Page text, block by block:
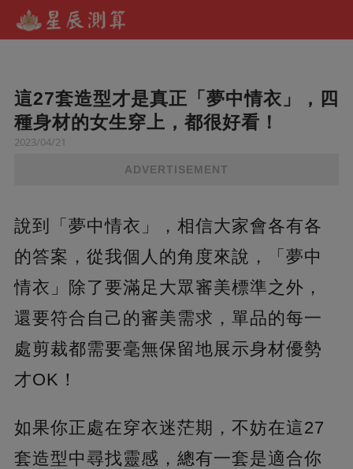
這27套造型才是真正「夢中情衣」，四
種身材的女生穿上，都很好看！
2023/04/21
ADVERTISEMENT
說到「夢中情衣」，相信大家會各有各
的答案，從我個人的角度來說，「夢中
情衣」除了要滿足大眾審美標準之外，
還要符合自己的審美需求，單品的每一
處剪裁都需要毫無保留地展示身材優勢
才OK！
如果你正處在穿衣迷茫期，不妨在這27
套造型中尋找靈感，總有一套是適合你